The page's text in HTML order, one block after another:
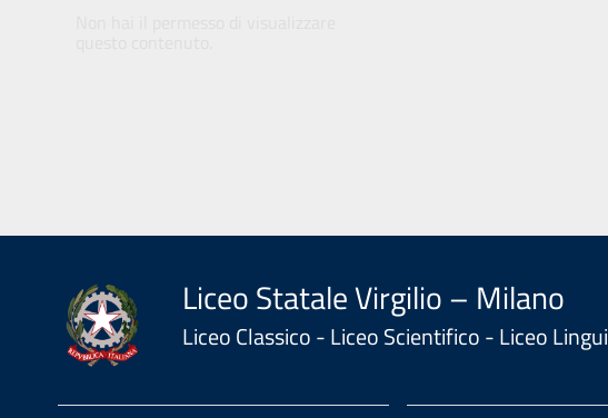
Liceo Statale Virgilio – Milano
Liceo Classico - Liceo Scientifico - Liceo